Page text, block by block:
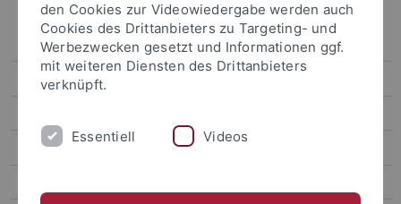
Team
Prof. Dr. Andreas Hasenclever
Dr. Gabi Schlag
den Cookies zur Videowiedergabe werden auch
Cookies des Drittanbieters zu Targeting- und
Werbezwecken gesetzt und Informationen ggf.
mit weiteren Diensten des Drittanbieters
verknüpft.
Essentiell Videos